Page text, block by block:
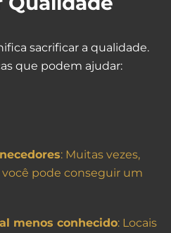
sacrificar a qualidade.
que podem ajudar:
: Muitas vezes,
pode conseguir um
menos conhecido: Locais